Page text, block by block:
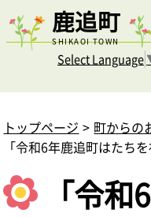
鹿追町
SHIKAOI TOWN
Select Language
トップページ
町からの
「令和6年鹿追町はたち
「令